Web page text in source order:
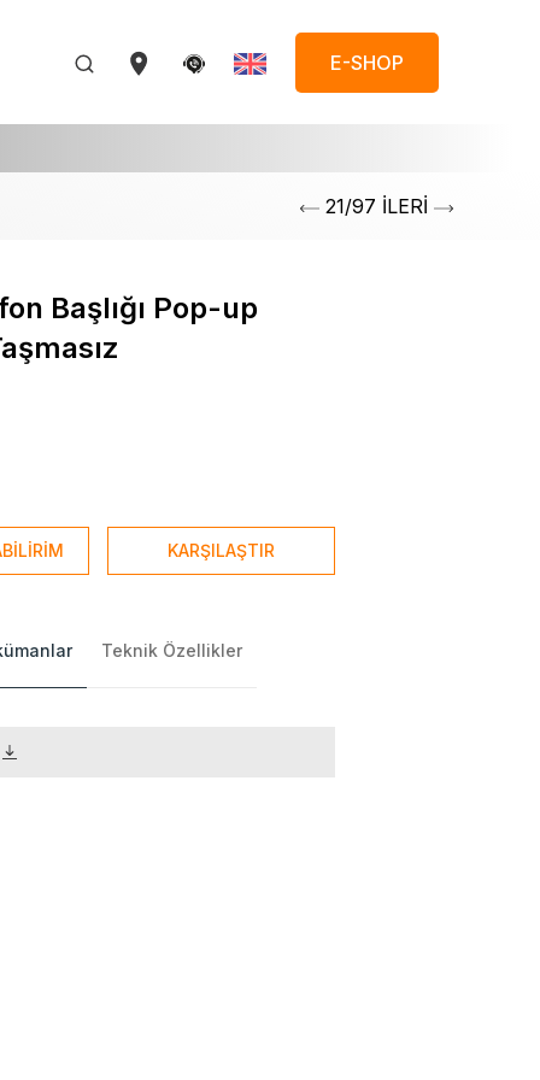
E-SHOP
21/97 İLERİ
Başlığı Pop-up
KARŞILAŞTIR
Teknik Özellikler